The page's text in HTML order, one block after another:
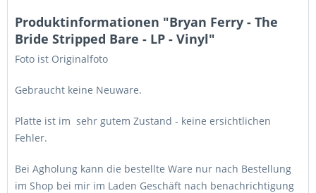
Produktinformationen "Bryan Ferry - The
Bride Stripped Bare - LP - Vinyl"
Foto ist Originalfoto
Gebraucht keine Neuware.
Platte ist im sehr gutem Zustand - keine ersichtlichen
Fehler.
Bei Agholung kann die bestellte Ware nur nach Bestellung
im Shop bei mir im Laden Geschäft nach benachrichtigung